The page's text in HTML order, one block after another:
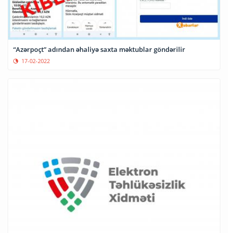
“Azərpoçt” adından əhaliyə saxta məktublar göndərilir
17-02-2022